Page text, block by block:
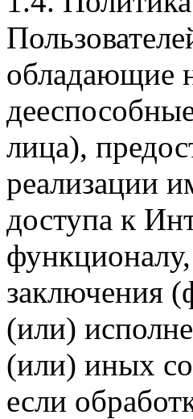
обладающие
лица),
реализации
доступа к
заключения
(или)
(или) иных
если